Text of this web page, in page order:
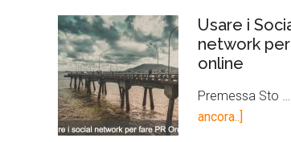
Usare i
network
online
Premessa Sto …
ancora..]